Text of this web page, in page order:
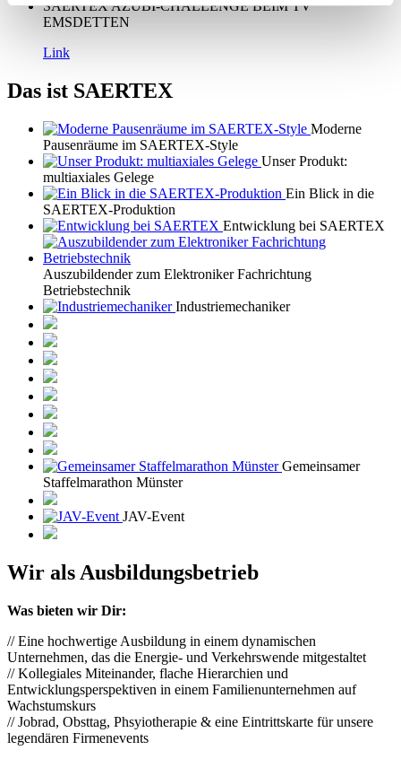
SAERTEX AZUBI-CHALLENGE BEIM TV
EMSDETTEN
Link
Das ist SAERTEX
Moderne
Pausenräume im SAERTEX-Style
Unser Produkt:
multiaxiales Gelege
Ein Blick in die
SAERTEX-Produktion
Entwicklung bei SAERTEX
Auszubildender zum Elektroniker Fachrichtung
Betriebstechnik
Industriemechaniker
Gemeinsamer
Staffelmarathon Münster
JAV-Event
Wir als Ausbildungsbetrieb
Was bieten wir Dir:
// Eine hochwertige Ausbildung in einem dynamischen
Unternehmen, das die Energie- und Verkehrswende mitgestaltet
// Kollegiales Miteinander, flache Hierarchien und
Entwicklungsperspektiven in einem Familienunternehmen auf
Wachstumskurs
// Jobrad, Obsttag, Phsyiotherapie & eine Eintrittskarte für unsere
legendären Firmenevents